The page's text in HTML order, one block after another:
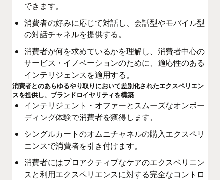
できます。
消費者の好みに応じて対話し、会話型やモバイル型
の対話チャネルを提供する。
消費者が何を求めているかを理解し、消費者中心の
サービス・イノベーションのために、適応性のある
インテリジェンスを適用する。
消費者とのあらゆるやり取りにおいて差別化されたエクスペリエン
スを提供し、ブランドロイヤリティを構築
インテリジェント・オファーとスムーズなオンボー
ディング体験で消費者を獲得します。
シングルカートのオムニチャネルの購入エクスペリ
エンスで消費者を引き付けます。
消費者にはプロアクティブなケアのエクスペリエン
スと利用エクスペリエンスに対する完全なコントロ